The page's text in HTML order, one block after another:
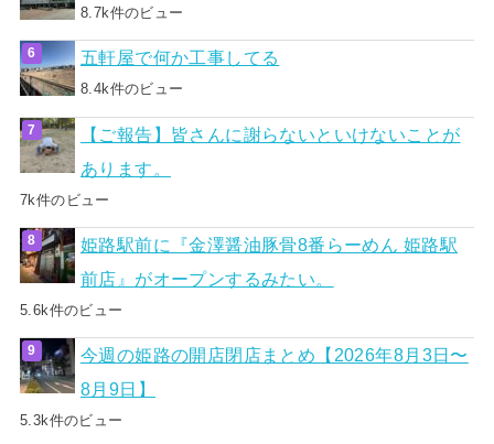
8.7k件のビュー
五軒屋で何か工事してる
8.4k件のビュー
【ご報告】皆さんに謝らないといけないことが
あります。
7k件のビュー
姫路駅前に『金澤醤油豚骨8番らーめん 姫路駅
前店』がオープンするみたい。
5.6k件のビュー
今週の姫路の開店閉店まとめ【2026年8月3日〜
8月9日】
5.3k件のビュー